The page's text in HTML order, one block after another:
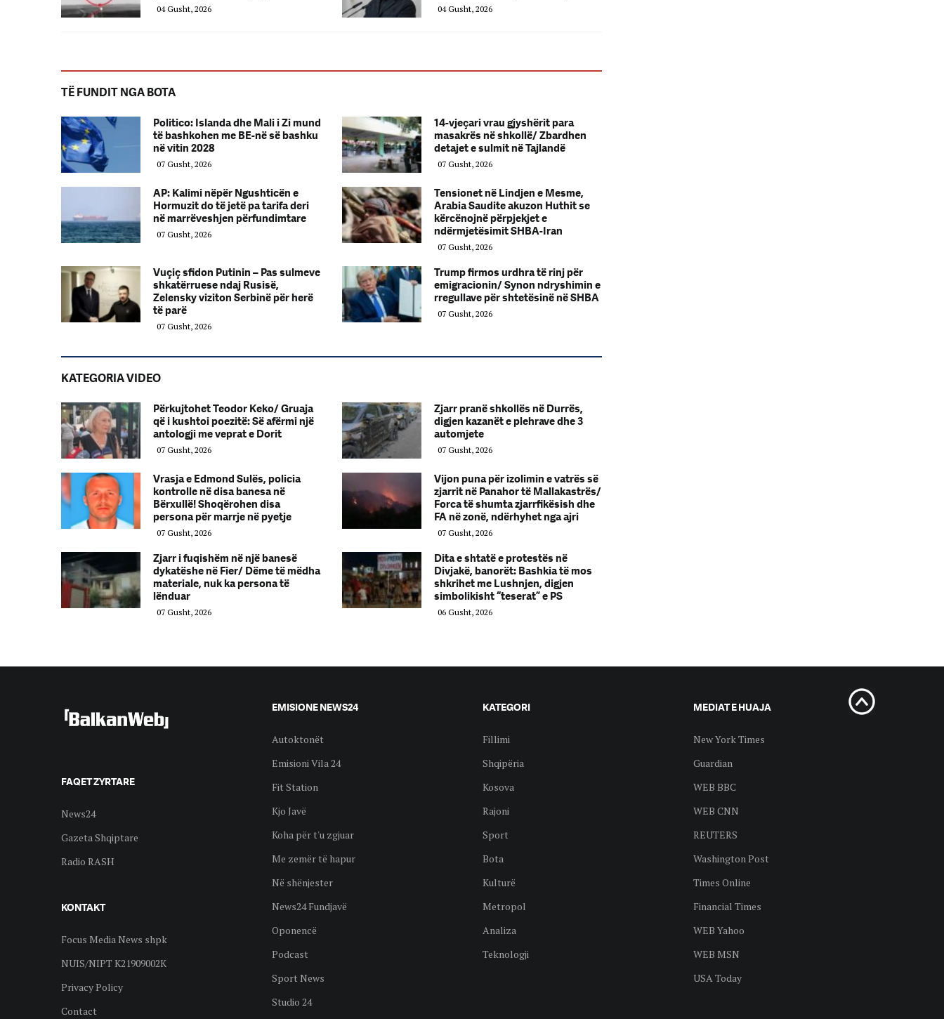
04 Gusht, 2026 04 Gusht, 2026
TË FUNDIT NGA BOTA
Politico: Islanda dhe Mali i Zi mund
të bashkohen me BE-në së bashku
në vitin 2028
07 Gusht, 2026
14-vjeçari vrau gjyshërit para
masakrës në shkollë/ Zbardhen
detajet e sulmit në Tajlandë
07 Gusht, 2026
AP: Kalimi nëpër Ngushticën e
Hormuzit do të jetë pa tarifa deri
në marrëveshjen përfundimtare
07 Gusht, 2026
Tensionet në Lindjen e Mesme,
Arabia Saudite akuzon Huthit se
kërcënojnë përpjekjet e
ndërmjetësimit SHBA-Iran
07 Gusht, 2026
Vuçiç sfidon Putinin – Pas sulmeve
shkatërruese ndaj Rusisë,
Zelensky viziton Serbinë për herë
të parë
07 Gusht, 2026
Trump firmos urdhra të rinj për
emigracionin/ Synon ndryshimin e
rregullave për shtetësinë në SHBA
07 Gusht, 2026
KATEGORIA VIDEO
Përkujtohet Teodor Keko/ Gruaja
që i kushtoi poezitë: Së afërmi një
antologji me veprat e Dorit
07 Gusht, 2026
Zjarr pranë shkollës në Durrës,
digjen kazanët e plehrave dhe 3
automjete
07 Gusht, 2026
Vrasja e Edmond Sulës, policia
kontrolle në disa banesa në
Bërxullë! Shoqërohen disa
persona për marrje në pyetje
07 Gusht, 2026
Vijon puna për izolimin e vatrës së
zjarrit në Panahor të Mallakastrës/
Forca të shumta zjarrfikësish dhe
FA në zonë, ndërhyhet nga ajri
07 Gusht, 2026
Zjarr i fuqishëm në një banesë
dykatëshe në Fier/ Dëme të mëdha
materiale, nuk ka persona të
lënduar
07 Gusht, 2026
Dita e shtatë e protestës në
Divjakë, banorët: Bashkia të mos
shkrihet me Lushnjen, digjen
simbolikisht “teserat” e PS
06 Gusht, 2026
FAQET ZYRTARE
News24
Gazeta Shqiptare
Radio RASH
KONTAKT
Focus Media News shpk
NUIS/NIPT K21909002K
Privacy Policy
Contact
EMISIONE NEWS24
Autoktonët
Emisioni Vila 24
Fit Station
Kjo Javë
Koha për t'u zgjuar
Me zemër të hapur
Në shënjester
News24 Fundjavë
Oponencë
Podcast
Sport News
Studio 24
KATEGORI
Fillimi
Shqipëria
Kosova
Rajoni
Sport
Bota
Kulturë
Metropol
Analiza
Teknologji
MEDIAT E HUAJA
New York Times
Guardian
WEB BBC
WEB CNN
REUTERS
Washington Post
Times Online
Financial Times
WEB Yahoo
WEB MSN
USA Today